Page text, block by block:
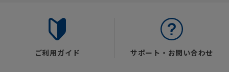
ご利用ガイド サポート・お問い合わせ